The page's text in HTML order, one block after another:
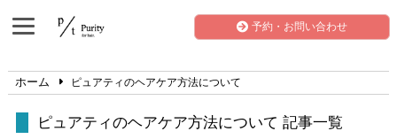
予約・お問い合わせ
ホーム ピュアティのヘアケア方法について
ピュアティのヘアケア方法について 記事一覧